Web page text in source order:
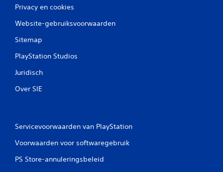
Privacy en cookies
Website-gebruiksvoorwaarden
Sitemap
PlayStation Studios
Juridisch
Over SIE
Servicevoorwaarden van PlayStation
Voorwaarden voor softwaregebruik
PS Store-annuleringsbeleid